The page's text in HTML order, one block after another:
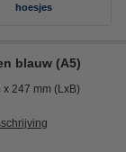
hoesjes
blauw (A5)
x 247 mm (LxB)